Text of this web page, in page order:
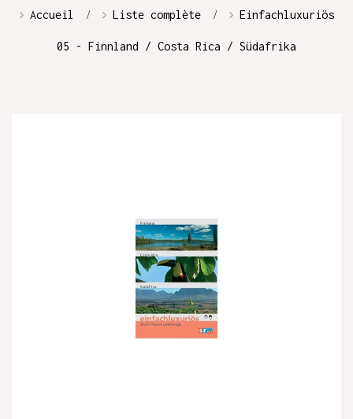
Accueil Liste complète Einfachluxuriös
05 - Finnland / Costa Rica / Südafrika